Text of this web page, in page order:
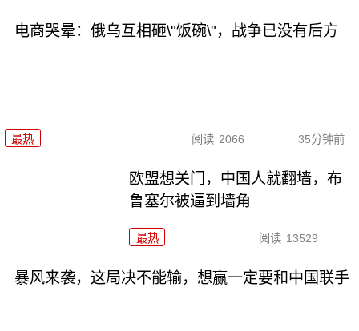
电商哭晕：俄乌互相砸\"饭碗\"，战争已没有后方
最热 阅读 2066 35分钟前
欧盟想关门，中国人就翻墙，布
鲁塞尔被逼到墙角
最热 阅读 13529
暴风来袭，这局决不能输，想赢一定要和中国联手